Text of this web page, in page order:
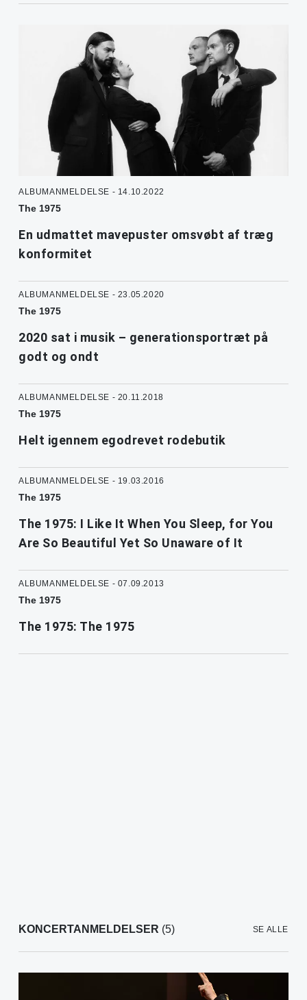
ALBUMANMELDELSE - 14.10.2022
The 1975
En udmattet mavepuster omsvøbt af træg
konformitet
ALBUMANMELDELSE - 23.05.2020
The 1975
2020 sat i musik – generationsportræt på
godt og ondt
ALBUMANMELDELSE - 20.11.2018
The 1975
Helt igennem egodrevet rodebutik
ALBUMANMELDELSE - 19.03.2016
The 1975
The 1975: I Like It When You Sleep, for You
Are So Beautiful Yet So Unaware of It
ALBUMANMELDELSE - 07.09.2013
The 1975
The 1975: The 1975
KONCERTANMELDELSER (5) SE ALLE